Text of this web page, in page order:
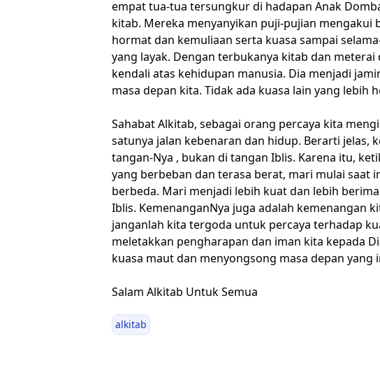
empat tua-tua tersungkur di hadapan Anak
kitab. Mereka menyanyikan puji-pujian mengakui
hormat dan kemuliaan serta kuasa sampai
yang layak. Dengan terbukanya kitab dan
kendali atas kehidupan manusia. Dia menjadi
masa depan kita. Tidak ada kuasa lain yang lebih
Sahabat Alkitab, sebagai orang percaya kita
satunya jalan kebenaran dan hidup. Berarti jelas,
tangan-Nya , bukan di tangan Iblis. Karena itu,
yang berbeban dan terasa berat, mari mulai saat
berbeda. Mari menjadi lebih kuat dan lebih
Iblis. KemenanganNya juga adalah kemenangan
janganlah kita tergoda untuk percaya terhadap
meletakkan pengharapan dan iman kita kepada
kuasa maut dan menyongsong masa depan yang
Salam Alkitab Untuk Semua
alkitab